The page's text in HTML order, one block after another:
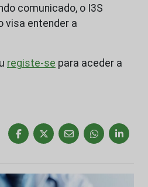
comunicado, o I3S
visa entender a
registe-se para aceder a